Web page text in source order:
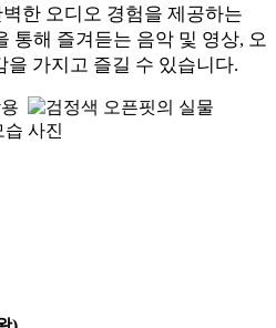
한 오디오 경험을 제공하는
통해 즐겨듣는 음악 및 영상, 오
가지고 즐길 수 있습니다.